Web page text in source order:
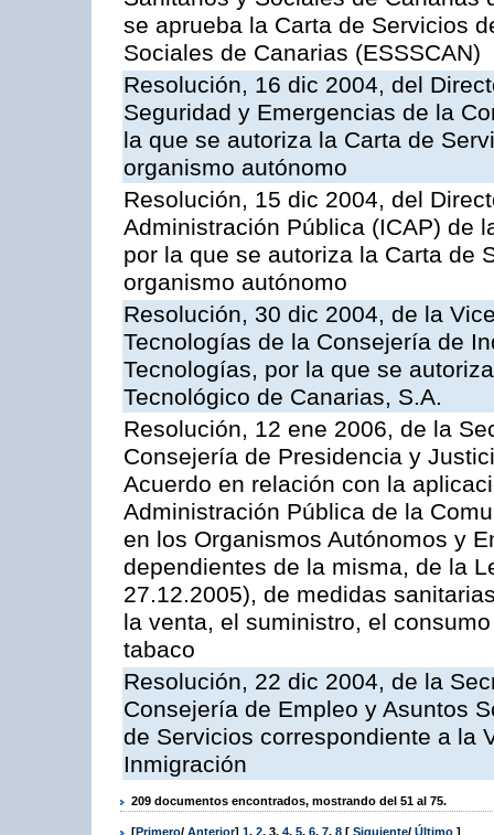
se aprueba la Carta de Servicios
Sociales de Canarias (ESSSCAN)
Resolución, 16 dic 2004, del
Seguridad y Emergencias de la
la que se autoriza la Carta de
organismo autónomo
Resolución, 15 dic 2004, del
Administración Pública (ICAP) de
por la que se autoriza la Carta de
organismo autónomo
Resolución, 30 dic 2004, de la
Tecnologías de la Consejería de
Tecnologías, por la que se
Tecnológico de Canarias, S.A.
Resolución, 12 ene 2006, de la
Consejería de Presidencia y
Acuerdo en relación con la
Administración Pública de la
en los Organismos Autónomos y
dependientes de la misma, de la
27.12.2005), de medidas
la venta, el suministro, el
tabaco
Resolución, 22 dic 2004, de la
Consejería de Empleo y Asuntos
de Servicios correspondiente a la
Inmigración
209 documentos encontrados, mostrando del 51 al 75.
[Primero/ Anterior] 1, 2, 3, 4, 5, 6, 7, 8 [ Siguiente/ Último ]